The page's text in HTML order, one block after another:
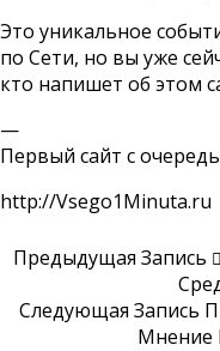
Это уникальное
по Сети, но вы уже
кто напишет об этом
—
Первый сайт с
http://Vsego1Minuta.ru
Предыдущая Запись
Следующая Запись
Мнение